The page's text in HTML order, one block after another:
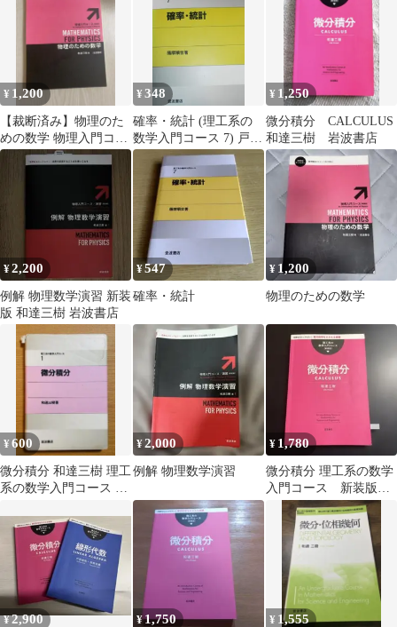
¥ 1,200
【裁断済み】物理のた
めの数学 物理入門コー
ス 新装版 和達三樹
¥348
確率・統計 (理工系の
数学入門コース 7) 戸田
盛和? 広田 良吾; 和達
¥ 1,250
微分積分 CALCULUS
和達三樹 岩波書店
¥2,200
例解 物理数学演習 新装
版 和達三樹 岩波書店
¥547
確率・統計
¥ 1,200
物理のための数学
¥600
微分積分 和達三樹 理工
系の数学入門コース 岩
少量
¥2,000
例解 物理数学演習
¥ 1,780
微分積分 理工系の数学
入門コース 新装版
¥2,900 ¥1,750 ¥ 1,555